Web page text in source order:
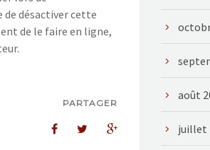
désactiver cette
de le faire en ligne,
PARTAGER
août
juillet